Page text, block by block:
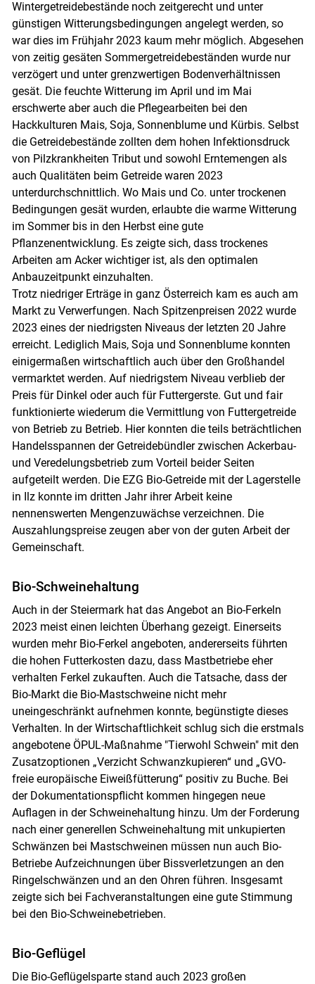
Wintergetreidebestände noch zeitgerecht und unter
günstigen Witterungsbedingungen angelegt werden, so
war dies im Frühjahr 2023 kaum mehr möglich. Abgesehen
von zeitig gesäten Sommergetreidebeständen wurde nur
verzögert und unter grenzwertigen Bodenverhältnissen
gesät. Die feuchte Witterung im April und im Mai
erschwerte aber auch die Pflegearbeiten bei den
Hackkulturen Mais, Soja, Sonnenblume und Kürbis. Selbst
die Getreidebestände zollten dem hohen Infektionsdruck
von Pilzkrankheiten Tribut und sowohl Erntemengen als
auch Qualitäten beim Getreide waren 2023
unterdurchschnittlich. Wo Mais und Co. unter trockenen
Bedingungen gesät wurden, erlaubte die warme Witterung
im Sommer bis in den Herbst eine gute
Pflanzenentwicklung. Es zeigte sich, dass trockenes
Arbeiten am Acker wichtiger ist, als den optimalen
Anbauzeitpunkt einzuhalten.
Trotz niedriger Erträge in ganz Österreich kam es auch am
Markt zu Verwerfungen. Nach Spitzenpreisen 2022 wurde
2023 eines der niedrigsten Niveaus der letzten 20 Jahre
erreicht. Lediglich Mais, Soja und Sonnenblume konnten
einigermaßen wirtschaftlich auch über den Großhandel
vermarktet werden. Auf niedrigstem Niveau verblieb der
Preis für Dinkel oder auch für Futtergerste. Gut und fair
funktionierte wiederum die Vermittlung von Futtergetreide
von Betrieb zu Betrieb. Hier konnten die teils beträchtlichen
Handelsspannen der Getreidebündler zwischen Ackerbau-
und Veredelungsbetrieb zum Vorteil beider Seiten
aufgeteilt werden. Die EZG Bio-Getreide mit der Lagerstelle
in Ilz konnte im dritten Jahr ihrer Arbeit keine
nennenswerten Mengenzuwächse verzeichnen. Die
Auszahlungspreise zeugen aber von der guten Arbeit der
Gemeinschaft.
Bio-Schweinehaltung
Auch in der Steiermark hat das Angebot an Bio-Ferkeln
2023 meist einen leichten Überhang gezeigt. Einerseits
wurden mehr Bio-Ferkel angeboten, andererseits führten
die hohen Futterkosten dazu, dass Mastbetriebe eher
verhalten Ferkel zukauften. Auch die Tatsache, dass der
Bio-Markt die Bio-Mastschweine nicht mehr
uneingeschränkt aufnehmen konnte, begünstigte dieses
Verhalten. In der Wirtschaftlichkeit schlug sich die erstmals
angebotene ÖPUL-Maßnahme "Tierwohl Schwein" mit den
Zusatzoptionen „Verzicht Schwanzkupieren“ und „GVO-
freie europäische Eiweißfütterung“ positiv zu Buche. Bei
der Dokumentationspflicht kommen hingegen neue
Auflagen in der Schweinehaltung hinzu. Um der Forderung
nach einer generellen Schweinehaltung mit unkupierten
Schwänzen bei Mastschweinen müssen nun auch Bio-
Betriebe Aufzeichnungen über Bissverletzungen an den
Ringelschwänzen und an den Ohren führen. Insgesamt
zeigte sich bei Fachveranstaltungen eine gute Stimmung
bei den Bio-Schweinebetrieben.
Bio-Geflügel
Die Bio-Geflügelsparte stand auch 2023 großen